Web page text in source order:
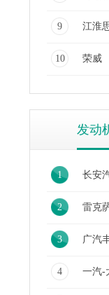
9 江淮
10 荣威
发动
1 长安
2 雷克
3 广汽
4 一汽-